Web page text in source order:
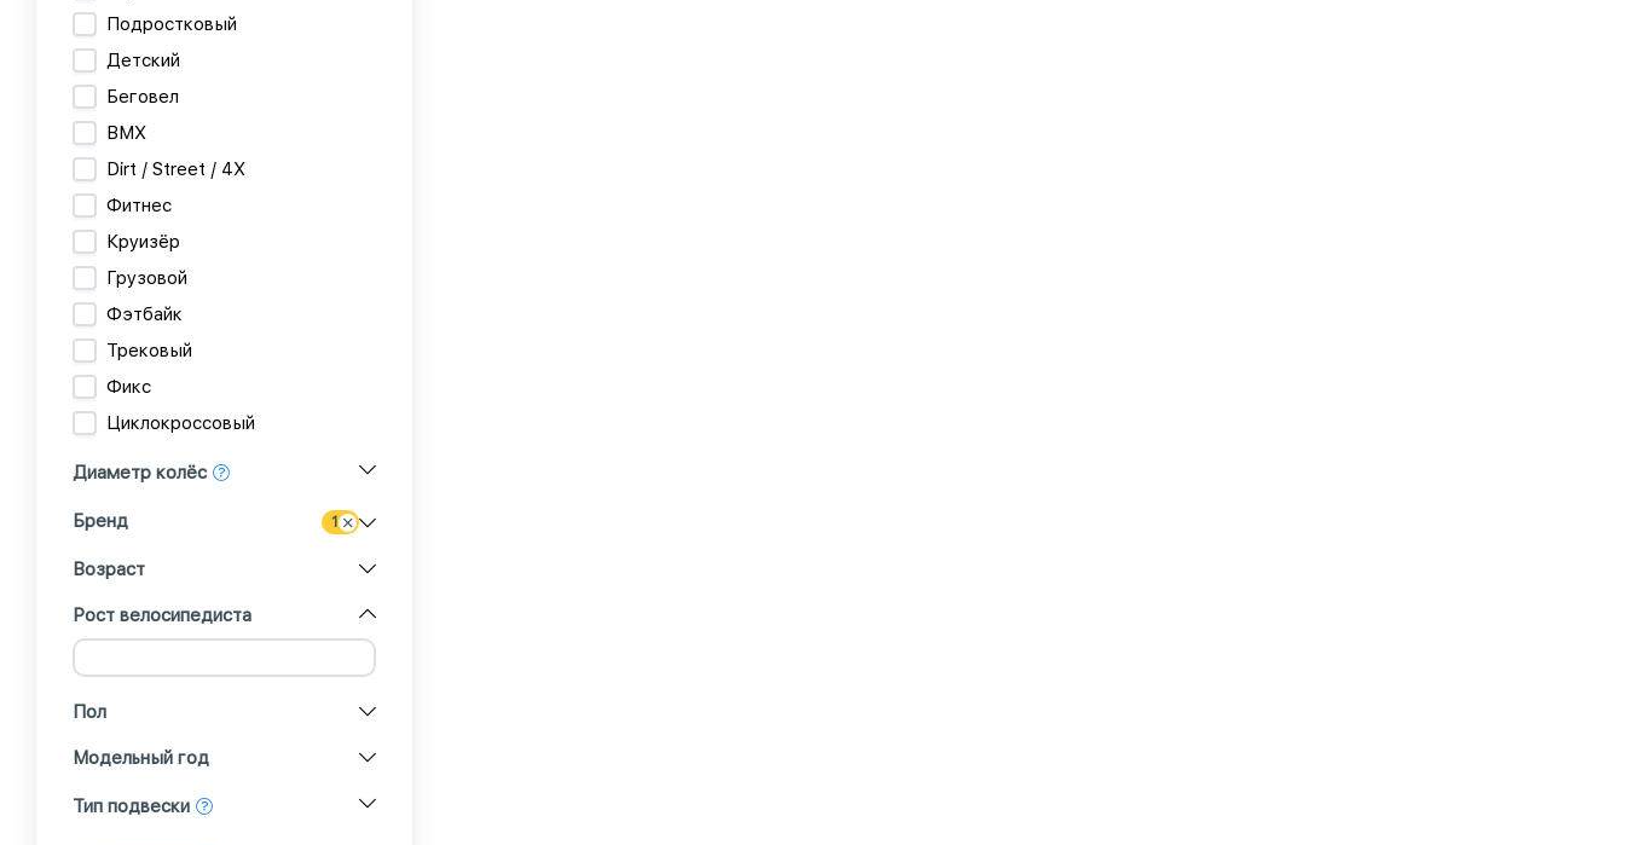
Подростковый
Детский
Беговел
BMX
Dirt / Street / 4X
Фитнес
Круизёр
Грузовой
Фэтбайк
Трековый
Фикс
Циклокроссовый
Диаметр колёс
Бренд 1
Возраст
Рост велосипедиста
Пол
Модельный год
Тип подвески